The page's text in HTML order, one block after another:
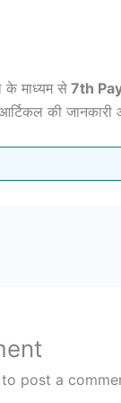
माध्यम से 7th
की
to post a